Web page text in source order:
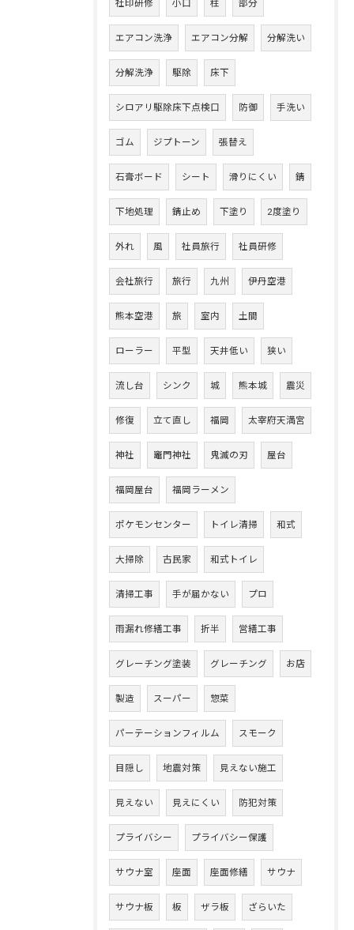
社印研修 小口 柱 部分
エアコン洗浄 エアコン分解 分解洗い
分解洗浄 駆除 床下
シロアリ駆除床下点検口 防御 手洗い
ゴム ジプトーン 張替え
石膏ボード シート 滑りにくい 錆
下地処理 錆止め 下塗り 2度塗り
外れ 風 社員旅行 社員研修
会社旅行 旅行 九州 伊丹空港
熊本空港 旅 室内 土間
ローラー 平型 天井低い 狭い
流し台 シンク 城 熊本城 震災
修復 立て直し 福岡 太宰府天満宮
神社 竈門神社 鬼滅の刃 屋台
福岡屋台 福岡ラーメン
ポケモンセンター トイレ清掃 和式
大掃除 古民家 和式トイレ
清掃工事 手が届かない プロ
雨漏れ修繕工事 折半 営繕工事
グレーチング塗装 グレーチング お店
製造 スーパー 惣菜
パーテーションフィルム スモーク
目隠し 地震対策 見えない施工
見えない 見えにくい 防犯対策
プライバシー プライバシー保護
サウナ室 座面 座面修繕 サウナ
サウナ板 板 ザラ板 ざらいた